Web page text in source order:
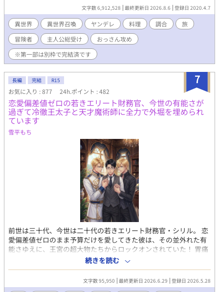
します。 最終的にはやっぱり俺TUEEE。 【異世界日帰り漫遊記
（第一部）】の続編、第二部です。 主人公総受け愛されとヤン
デレなおっさんが苦手な人はご注意ください。 （末尾に【※】表
記があるものは性描写アリ。【*】表記は微エロです。現在一日お
きに更新中。しばらく夜～深夜（時折早朝）に更新！） ツ
イッターで呟き＆漫画や設定画やイラストやってます。：
@onugiri_mgmg
文字数 6,912,528 最終更新日 2026.8.6 登録日 2020.4.7
異世界 異世界召喚 ヤンデレ 料理 調合
旅
冒険者
主人公総受け
おっさん攻め
※第一部は別枠で完結済です
7
長編 完結 R15
お気に入り : 877 24h.ポイント : 482
恋愛偏差値ゼロの若きエリート財務官、今世の有能さが
過ぎて冷徹王太子と天才魔術師に全力で外堀を埋められ
ています
雪平もち
前世は三十代、今世は二十代の若きエリート財務官・シリル。 恋
愛偏差値ゼロのまま予算だけを愛してきた彼は、その並外れた有
能さゆえに、王宮の超大物たちからロックオンされていた！ 胃痛
と腰痛に耐えながら、無自覚天然な財務官が、二人の凄まじい執
着の狭間で右往左往する、異世界王宮溺愛BLコメディ！
続きを読む
文字数 95,950 最終更新日 2026.6.29 登録日 2026.5.28